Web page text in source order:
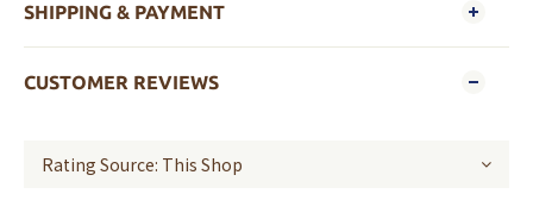
SHIPPING & PAYMENT
CUSTOMER REVIEWS